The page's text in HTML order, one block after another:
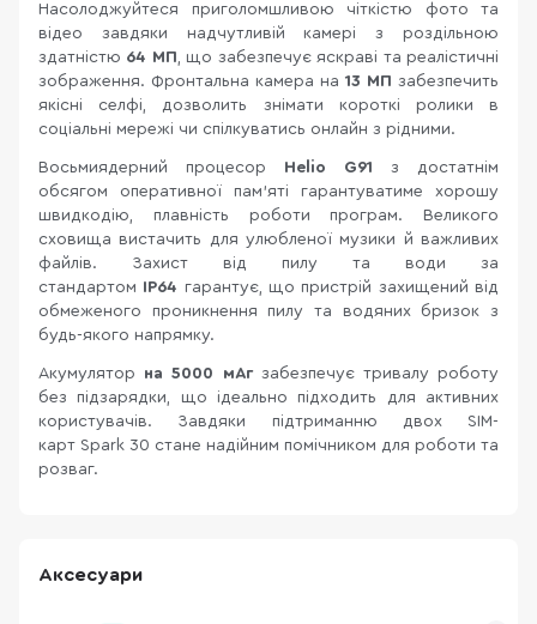
Насолоджуйтеся приголомшливою чіткістю фото та
відео завдяки надчутливій камері з роздільною
здатністю 64 МП, що забезпечує яскраві та реалістичні
зображення. Фронтальна камера на 13 МП забезпечить
якісні селфі, дозволить знімати короткі ролики в
соціальні мережі чи спілкуватись онлайн з рідними.
Восьмиядерний процесор Helio G91 з достатнім
обсягом оперативної пам'яті гарантуватиме хорошу
швидкодію, плавність роботи програм. Великого
сховища вистачить для улюбленої музики й важливих
файлів. Захист від пилу та води за
стандартом IP64 гарантує, що пристрій захищений від
обмеженого проникнення пилу та водяних бризок з
будь-якого напрямку.
Акумулятор на 5000 мАг забезпечує тривалу роботу
без підзарядки, що ідеально підходить для активних
користувачів. Завдяки підтриманню двох SIM-
карт Spark 30 стане надійним помічником для роботи та
розваг.
Аксесуари